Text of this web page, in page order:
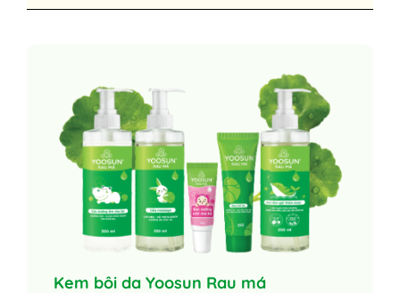
Kem bôi da Yoosun Rau má